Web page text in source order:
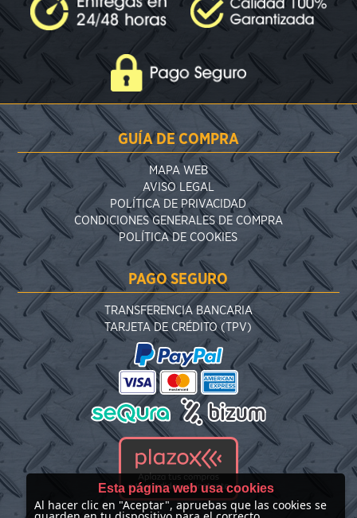
GUÍA DE COMPRA
MAPA WEB
AVISO LEGAL
POLÍTICA DE PRIVACIDAD
CONDICIONES GENERALES DE COMPRA
POLÍTICA DE COOKIES
PAGO SEGURO
TRANSFERENCIA BANCARIA
TARJETA DE CRÉDITO (TPV)
Esta página web usa cookies
Al hacer clic en "Aceptar", apruebas que las cookies se